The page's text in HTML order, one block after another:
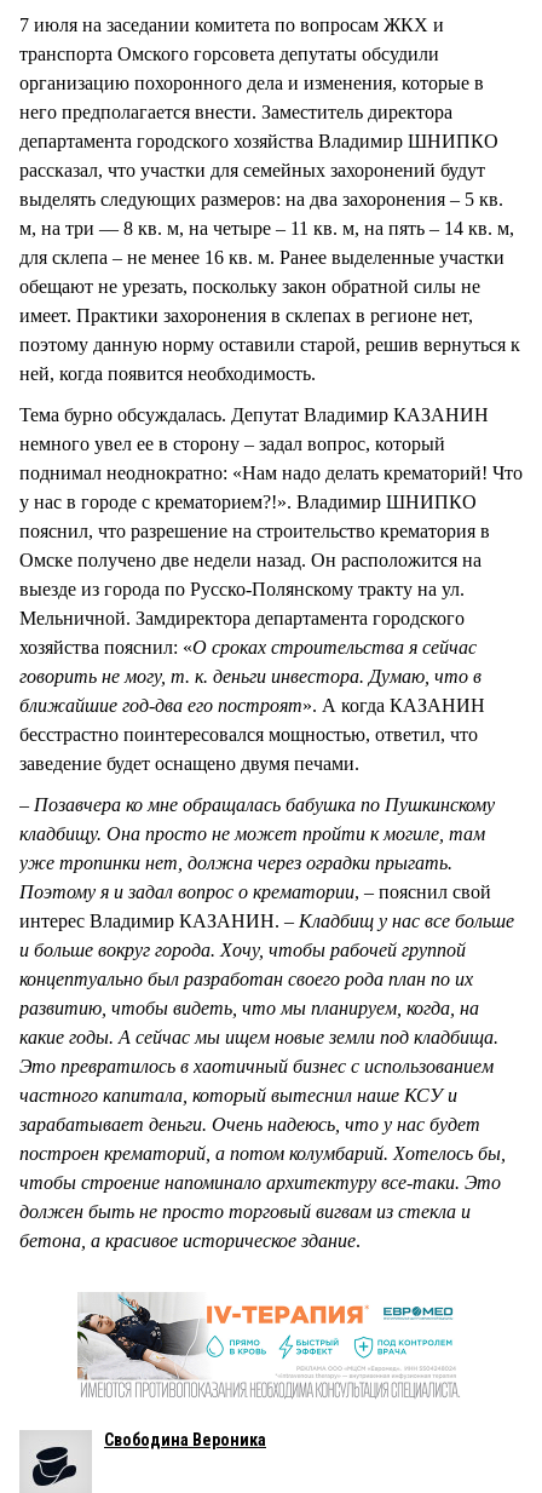
7 июля на заседании комитета по вопросам ЖКХ и
транспорта Омского горсовета депутаты обсудили
организацию похоронного дела и изменения, которые в
него предполагается внести. Заместитель директора
департамента городского хозяйства Владимир ШНИПКО
рассказал, что участки для семейных захоронений будут
выделять следующих размеров: на два захоронения – 5 кв.
м, на три — 8 кв. м, на четыре – 11 кв. м, на пять – 14 кв. м,
для склепа – не менее 16 кв. м. Ранее выделенные участки
обещают не урезать, поскольку закон обратной силы не
имеет. Практики захоронения в склепах в регионе нет,
поэтому данную норму оставили старой, решив вернуться к
ней, когда появится необходимость.
Тема бурно обсуждалась. Депутат Владимир КАЗАНИН
немного увел ее в сторону – задал вопрос, который
поднимал неоднократно: «Нам надо делать крематорий! Что
у нас в городе с крематорием?!». Владимир ШНИПКО
пояснил, что разрешение на строительство крематория в
Омске получено две недели назад. Он расположится на
выезде из города по Русско-Полянскому тракту на ул.
Мельничной. Замдиректора департамента городского
хозяйства пояснил: «О сроках строительства я сейчас
говорить не могу, т. к. деньги инвестора. Думаю, что в
ближайшие год-два его построят». А когда КАЗАНИН
бесстрастно поинтересовался мощностью, ответил, что
заведение будет оснащено двумя печами.
– Позавчера ко мне обращалась бабушка по Пушкинскому
кладбищу. Она просто не может пройти к могиле, там
уже тропинки нет, должна через оградки прыгать.
Поэтому я и задал вопрос о крематории, – пояснил свой
интерес Владимир КАЗАНИН. – Кладбищ у нас все больше
и больше вокруг города. Хочу, чтобы рабочей группой
концептуально был разработан своего рода план по их
развитию, чтобы видеть, что мы планируем, когда, на
какие годы. А сейчас мы ищем новые земли под кладбища.
Это превратилось в хаотичный бизнес с использованием
частного капитала, который вытеснил наше КСУ и
зарабатывает деньги. Очень надеюсь, что у нас будет
построен крематорий, а потом колумбарий. Хотелось бы,
чтобы строение напоминало архитектуру все-таки. Это
должен быть не просто торговый вигвам из стекла и
бетона, а красивое историческое здание.
Свободина Вероника